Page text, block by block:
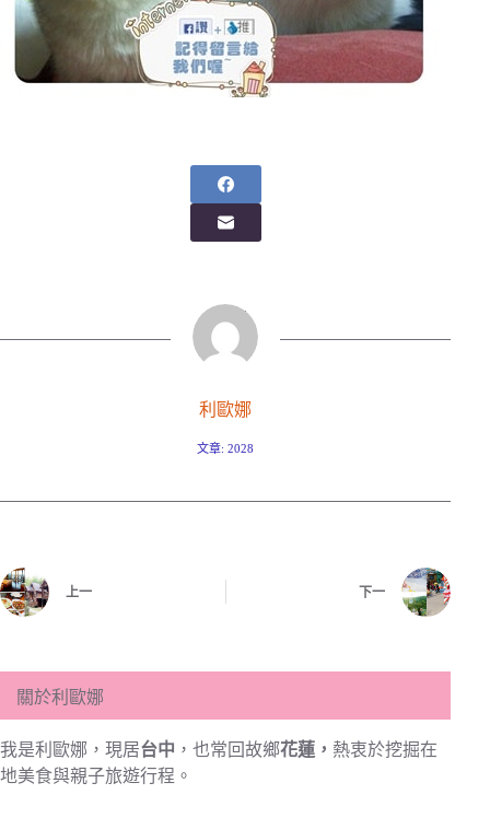
利歐娜
文章: 2028
上一 下一
關於利歐娜
我是利歐娜，現居台中 ，也常回故鄉花蓮， 熱衷於挖掘在
地美食與親子旅遊行程。